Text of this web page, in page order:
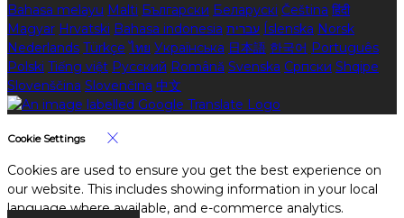
Bahasa melayu Malti Български Беларускі Čeština हिंदी
Magyar Hrvatski Bahasa indonesia עברית Íslenska Norsk
Nederlands Türkçe ไทย Українська 日本語 한국어 Português
Polski Tiếng việt Русский Română Svenska Српски Shqipe
Slovenščina Slovenčina 中文
Cookie Settings
Cookies are used to ensure you get the best experience on
our website. This includes showing information in your local
language where available, and e-commerce analytics.